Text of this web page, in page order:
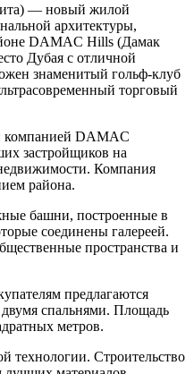
— новый жилой
архитектуры,
DAMAC Hills (Дамак
Дубая с отличной
знаменитый гольф-клуб
торговый
компанией DAMAC
застройщиков на
Компания
района.
башни, построенные в
соединены галереей.
пространства и
предлагаются
спальнями. Площадь
метров.
технологии. Строительство